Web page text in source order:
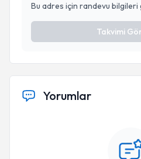
Bu adres için randevu
Takvimi
Yorumlar